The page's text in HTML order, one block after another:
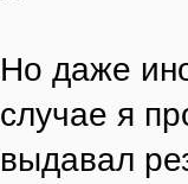
Но даже
случае я
выдавал